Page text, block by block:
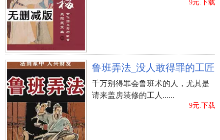
生命线有痣说明什么？
上一篇： 女人脸腮长痣面相图解
9元.下载
鲁班弄法_没人敢得罪的工匠
千万别得罪会鲁班术的人，尤其是
请来盖房装修的工人......
9元.下载